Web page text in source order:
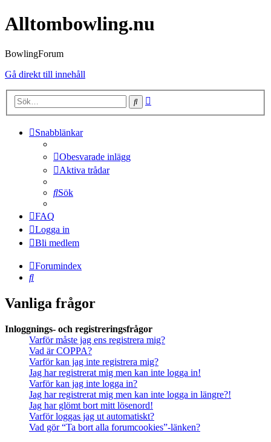
Alltombowling.nu
BowlingForum
Gå direkt till innehåll
Sök
Snabblänkar
Obesvarade inlägg
Aktiva trådar
Sök
FAQ
Logga in
Bli medlem
Forumindex
Sök
Vanliga frågor
Inloggnings- och registreringsfrågor
Varför måste jag ens registrera mig?
Vad är COPPA?
Varför kan jag inte registrera mig?
Jag har registrerat mig men kan inte logga in!
Varför kan jag inte logga in?
Jag har registrerat mig men kan inte logga in längre?!
Jag har glömt bort mitt lösenord!
Varför loggas jag ut automatiskt?
Vad gör “Ta bort alla forumcookies”-länken?